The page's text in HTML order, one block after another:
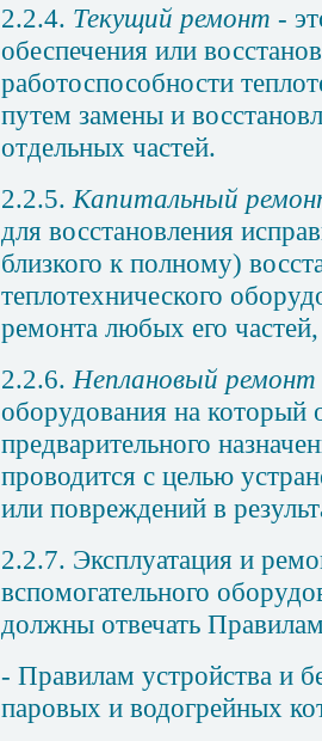
2.2.4. Текущий ремонт -
обеспечения или
работоспособности
путем замены и
отдельных частей.
2.2.5. Капитальный
для восстановления
близкого к полному)
теплотехнического
ремонта любых его
2.2.6. Неплановый ремонт
оборудования на который
предварительного
проводится с целью
или повреждений в
2.2.7. Эксплуатация и
вспомогательного
должны отвечать
- Правилам устройства и
паровых и водогрейных